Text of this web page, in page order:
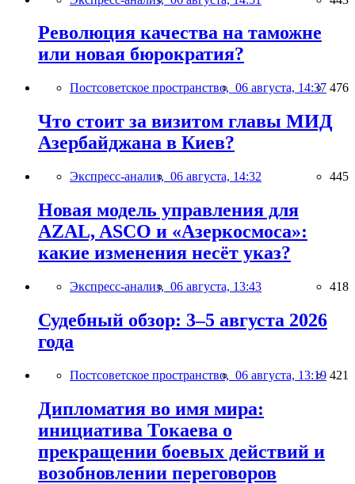
Революция качества на таможне
или новая бюрократия?
Постсоветское пространство, 06 августа, 14:37 476
Что стоит за визитом главы МИД
Азербайджана в Киев?
Экспресс-анализ, 06 августа, 14:32 445
Новая модель управления для
AZAL, ASCO и «Азеркосмоса»:
какие изменения несёт указ?
Экспресс-анализ, 06 августа, 13:43 418
Судебный обзор: 3–5 августа 2026
года
Постсоветское пространство, 06 августа, 13:19 421
Дипломатия во имя мира:
инициатива Токаева о
прекращении боевых действий и
возобновлении переговоров